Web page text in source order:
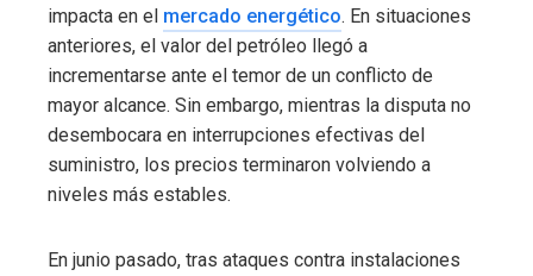
impacta en el mercado energético. En situaciones
anteriores, el valor del petróleo llegó a
incrementarse ante el temor de un conflicto de
mayor alcance. Sin embargo, mientras la disputa no
desembocara en interrupciones efectivas del
suministro, los precios terminaron volviendo a
niveles más estables.
En junio pasado, tras ataques contra instalaciones